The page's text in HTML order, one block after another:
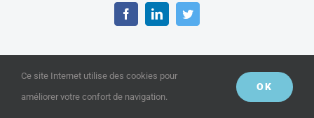
FacebookLinkedInTwitter
Ce site Internet utilise des cookies pour
améliorer votre confort de navigation.
OK